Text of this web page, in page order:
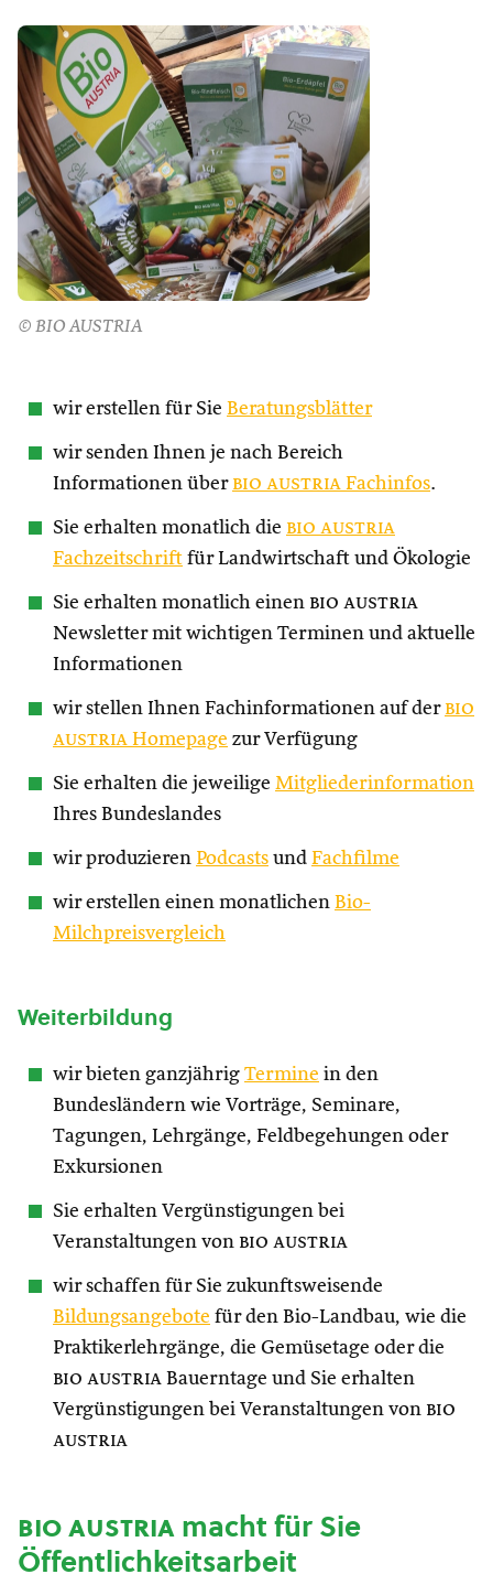
© BIO AUSTRIA
wir erstellen für Sie Beratungsblätter
wir senden Ihnen je nach Bereich
Informationen über bio austria Fachinfos.
Sie erhalten monatlich die bio austria
Fachzeitschrift für Landwirtschaft und Ökologie
Sie erhalten monatlich einen bio austria
Newsletter mit wichtigen Terminen und aktuelle
Informationen
wir stellen Ihnen Fachinformationen auf der bio
austria Homepage zur Verfügung
Sie erhalten die jeweilige Mitgliederinformation
Ihres Bundeslandes
wir produzieren Podcasts und Fachfilme
wir erstellen einen monatlichen Bio-
Milchpreisvergleich
Weiterbildung
wir bieten ganzjährig Termine in den
Bundesländern wie Vorträge, Seminare,
Tagungen, Lehrgänge, Feldbegehungen oder
Exkursionen
Sie erhalten Vergünstigungen bei
Veranstaltungen von bio austria
wir schaffen für Sie zukunftsweisende
Bildungsangebote für den Bio-Landbau, wie die
Praktikerlehrgänge, die Gemüsetage oder die
bio austria Bauerntage und Sie erhalten
Vergünstigungen bei Veranstaltungen von bio
austria
bio austriamacht für Sie
Öffentlichkeitsarbeit